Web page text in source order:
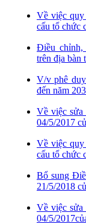
Về việc quy
cấu tổ chức
Điều chỉnh,
trên địa bàn
V/v phê
đến năm
Về việc
04/5/2017
Về việc quy
cấu tổ chức
Bổ sung
21/5/2018
Về việc
04/5/